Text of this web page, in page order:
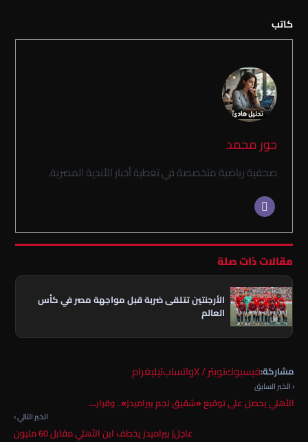
كاتب
حور محمد
صحفية رياضية متخصصة في تغطية أخبار الأندية المصرية.
مقالات ذات صلة
الأرجنتين تتلقى ضربة قبل مواجهة مصر في كأس
العالم
مشاركة:فيسبوكتويتر / X واتسابتيليغرام
‹ الخبر السابق
الأهلي يحصل على توقيع «شقيق نجم بيراميدز».. وقرار…
الخبر التالي ›
عاجل| بيراميدز يخطف ابن الأهلي مقابل 60 مليون